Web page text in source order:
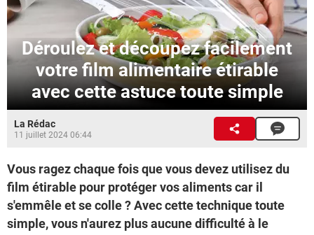
Déroulez et découpez facilement
votre film alimentaire étirable
avec cette astuce toute simple
La Rédac
11 juillet 2024 06:44
Vous ragez chaque fois que vous devez utilisez du
film étirable pour protéger vos aliments car il
s'emmêle et se colle ? Avec cette technique toute
simple, vous n'aurez plus aucune difficulté à le